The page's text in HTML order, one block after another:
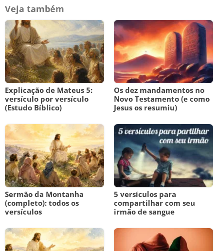
Veja também
Explicação de Mateus 5:
versículo por versículo
(Estudo Bíblico)
Os dez mandamentos no
Novo Testamento (e como
Jesus os resumiu)
Sermão da Montanha
(completo): todos os
versículos
5 versículos para
compartilhar com seu
irmão de sangue